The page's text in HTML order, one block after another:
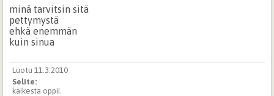
minä tarvitsin sitä
pettymystä
ehkä enemmän
kuin sinua
Luotu 11.3.2010
Selite:
kaikesta oppii.